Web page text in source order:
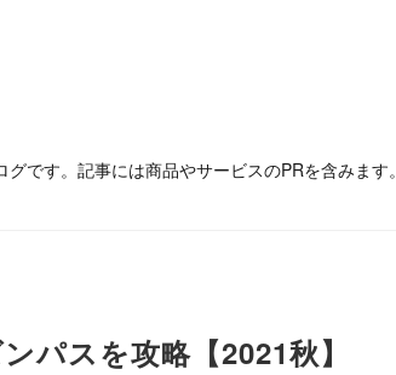
です。記事には商品やサービスのPRを含みます。
パスを攻略【2021秋】